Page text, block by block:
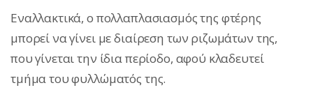
Εναλλακτικά, ο πολλαπλασιασμός της φτέρης
μπορεί να γίνει με διαίρεση των ριζωμάτων της,
που γίνεται την ίδια περίοδο, αφού κλαδευτεί
τμήμα του φυλλώματός της.